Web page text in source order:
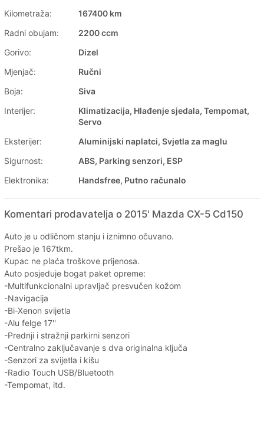
Kilometraža:
167400 km
Radni obujam:
2200 ccm
Gorivo:
Dizel
Mjenjač:
Ručni
Boja:
Siva
Interijer:
Klimatizacija, Hlađenje sjedala, Tempomat,
Servo
Eksterijer:
Aluminijski naplatci, Svjetla za maglu
Sigurnost:
ABS, Parking senzori, ESP
Elektronika:
Handsfree, Putno računalo
Komentari prodavatelja o 2015' Mazda CX-5 Cd150
Auto je u odličnom stanju i iznimno očuvano.
Prešao je 167tkm.
Kupac ne plaća troškove prijenosa.
Auto posjeduje bogat paket opreme:
-Multifunkcionalni upravljač presvučen kožom
-Navigacija
-Bi-Xenon svijetla
-Alu felge 17''
-Prednji i stražnji parkirni senzori
-Centralno zaključavanje s dva originalna ključa
-Senzori za svijetla i kišu
-Radio Touch USB/Bluetooth
-Tempomat, itd.